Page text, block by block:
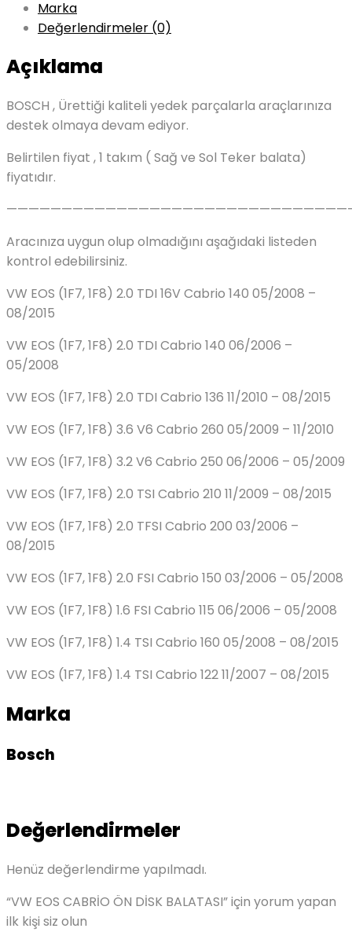
Marka
Değerlendirmeler (0)
Açıklama
BOSCH , Ürettiği kaliteli yedek parçalarla araçlarınıza
destek olmaya devam ediyor.
Belirtilen fiyat , 1 takım ( Sağ ve Sol Teker balata)
fiyatıdır.
Aracınıza uygun olup olmadığını aşağıdaki listeden
kontrol edebilirsiniz.
VW EOS (1F7, 1F8) 2.0 TDI 16V Cabrio 140 05/2008 –
08/2015
VW EOS (1F7, 1F8) 2.0 TDI Cabrio 140 06/2006 –
05/2008
VW EOS (1F7, 1F8) 2.0 TDI Cabrio 136 11/2010 – 08/2015
VW EOS (1F7, 1F8) 3.6 V6 Cabrio 260 05/2009 – 11/2010
VW EOS (1F7, 1F8) 3.2 V6 Cabrio 250 06/2006 – 05/2009
VW EOS (1F7, 1F8) 2.0 TSI Cabrio 210 11/2009 – 08/2015
VW EOS (1F7, 1F8) 2.0 TFSI Cabrio 200 03/2006 –
08/2015
VW EOS (1F7, 1F8) 2.0 FSI Cabrio 150 03/2006 – 05/2008
VW EOS (1F7, 1F8) 1.6 FSI Cabrio 115 06/2006 – 05/2008
VW EOS (1F7, 1F8) 1.4 TSI Cabrio 160 05/2008 – 08/2015
VW EOS (1F7, 1F8) 1.4 TSI Cabrio 122 11/2007 – 08/2015
Marka
Bosch
Değerlendirmeler
Henüz değerlendirme yapılmadı.
“VW EOS CABRİO ÖN DİSK BALATASI” için yorum yapan
ilk kişi siz olun